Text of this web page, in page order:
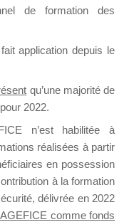
mois
de
à l’Appel à
de formation des
application depuis le
qu’une majorité de
2022.
n’est habilitée à
réalisées à partir
en possession
à la formation
délivrée en 2022
comme fonds